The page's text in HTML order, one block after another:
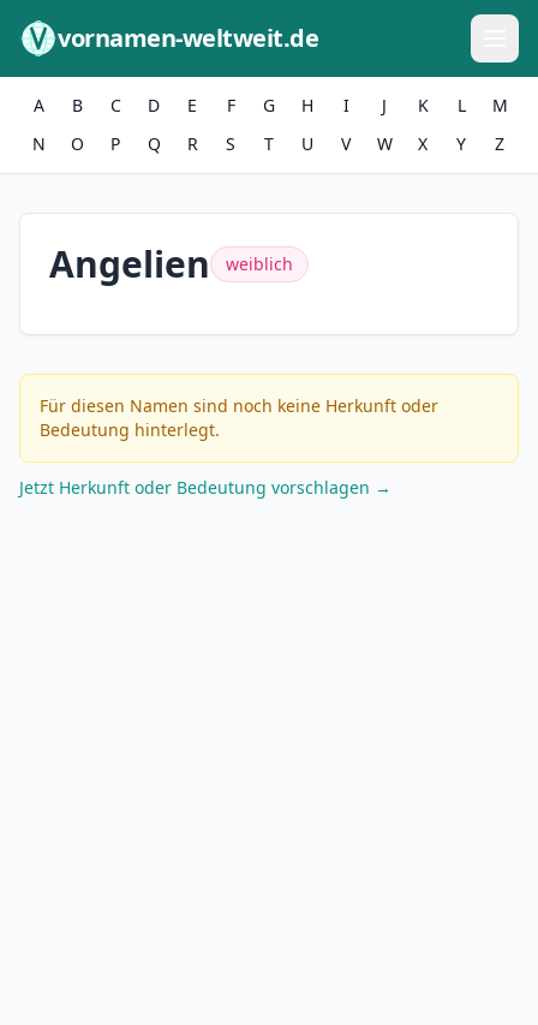
vornamen-weltweit.de
A B C D E F G H I J K L
M
N
O P Q R S T U V W X Y Z
Angelien weiblich
Für diesen Namen sind noch keine Herkunft oder
Bedeutung hinterlegt.
Jetzt Herkunft oder Bedeutung vorschlagen →